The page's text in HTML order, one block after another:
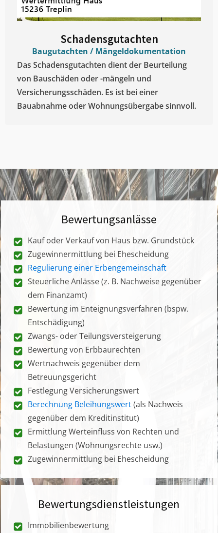
Schadensgutachten
Baugutachten / Mängeldokumentation
Das Schadensgutachten dient der Beurteilung
von Bauschäden oder -mängeln und
Versicherungsschäden. Es ist bei einer
Bauabnahme oder Wohnungsübergabe sinnvoll.
Bewertungsanlässe
Kauf oder Verkauf von Haus bzw. Grundstück
Zugewinnermittlung bei Ehescheidung
Regulierung einer Erbengemeinschaft
Steuerliche Anlässe (z. B. Nachweise gegenüber
dem Finanzamt)
Bewertung im Enteignungsverfahren (bspw.
Entschädigung)
Zwangs- oder Teilungsversteigerung
Bewertung von Erbbaurechten
Wertnachweis gegenüber dem
Betreuungsgericht
Festlegung Versicherungswert
Berechnung Beleihungswert(als Nachweis
gegenüber dem Kreditinstitut)
Ermittlung Werteinfluss von Rechten und
Belastungen (Wohnungsrechte usw.)
Zugewinnermittlung bei Ehescheidung
Bewertungsdienstleistungen
Immobilienbewertung